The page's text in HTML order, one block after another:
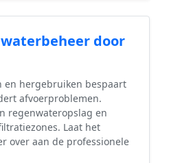
door
en hergebruiken bespaart
afvoerproblemen.
regenwateropslag en
Laat het
over aan de professionele